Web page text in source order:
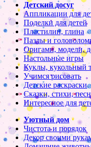
Детский досуг
Аппликации для
Поделки для детей
Пластилин, глина
Пазлы и
Оригами, модели,
Настольные игры
Куклы, кукольный
Учимся рисовать
Детские раскраски
Сказки, стихи,
Интересное для
Уютный дом
Чистота и порядок
Декор своими